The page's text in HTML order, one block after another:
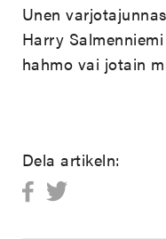
Unen
Harry
hahmo vai jotain
Dela artikeln: